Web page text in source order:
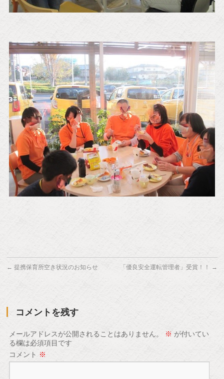
← 提携保育所空き状況のお知らせ 「優良安全運転管理者」受賞！！ →
コメントを残す
メールアドレスが公開されることはありません。 ※ が付いてい
る欄は必須項目です
コメント ※